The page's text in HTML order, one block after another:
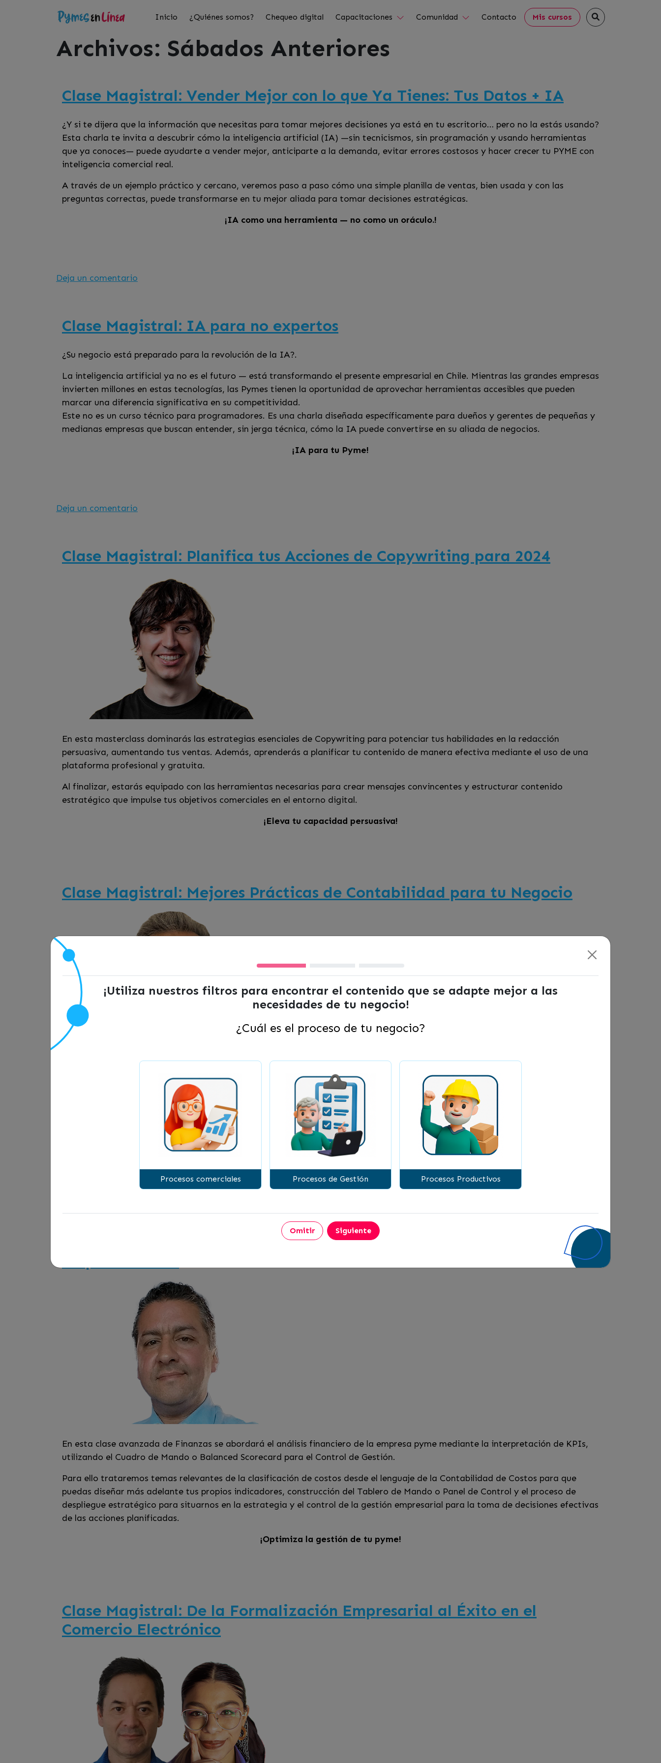
Inicio ¿Quiénes somos? Chequeo digital Capacitaciones Comunidad Contacto Mis cursos
Archivos: Sábados Anteriores
Clase Magistral: Vender Mejor con lo que Ya Tienes: Tus Datos + IA
¿Y si te dijera que la información que necesitas para tomar mejores decisiones ya está en tu escritorio… pero no la estás usando?
Esta charla te invita a descubrir cómo la inteligencia artificial (IA) —sin tecnicismos, sin programación y usando herramientas
que ya conoces— puede ayudarte a vender mejor, anticiparte a la demanda, evitar errores costosos y hacer crecer tu PYME con
inteligencia comercial real.
A través de un ejemplo práctico y cercano, veremos paso a paso cómo una simple planilla de ventas, bien usada y con las
preguntas correctas, puede transformarse en tu mejor aliada para tomar decisiones estratégicas.
¡IA como una herramienta — no como un oráculo.!
Deja un comentario
Vender
Mejor
lo
que
Tienes:
Tus
Clase Magistral: IA para no expertos
¿Su negocio está preparado para la revolución de la IA?.
La inteligencia artificial ya no es el futuro — está transformando el presente empresarial en Chile. Mientras las grandes empresas
invierten millones en estas tecnologías, las Pymes tienen la oportunidad de aprovechar herramientas accesibles que pueden
marcar una diferencia significativa en su competitividad.
Este no es un curso técnico para programadores. Es una charla diseñada específicamente para dueños y gerentes de pequeñas y
medianas empresas que buscan entender, sin jerga técnica, cómo la IA puede convertirse en su aliada de negocios.
¡IA para tu Pyme!
Deja un comentario
IA
para
expertos
Clase Magistral: Planifica tus Acciones de Copywriting para 2024
En esta masterclass dominarás las estrategias esenciales de Copywriting para potenciar tus habilidades en la redacción
persuasiva, aumentando tus ventas. Además, aprenderás a planificar tu contenido de manera efectiva mediante el uso de una
plataforma profesional y gratuita.
Al finalizar, estarás equipado con las herramientas necesarias para crear mensajes convincentes y estructurar contenido
estratégico que impulse tus objetivos comerciales en el entorno digital.
¡Eleva tu capacidad persuasiva!
Clase Magistral: Mejores Prácticas de Contabilidad para tu Negocio
Únete a nuestra emocionante masterclass diseñada especialmente para emprendedores con una mínima experiencia contable.
Descubre estrategias y herramientas prácticas que te capacitarán para tomar decisiones informadas en áreas clave como
Finanzas, Costos y Recursos Humanos.
Aprenderás a aplicar estos conocimientos para evitar posibles problemas derivados de decisiones equivocadas. Además,
adquirirás habilidades prácticas en la elaboración de presupuestos, fortaleciendo tu capacidad para tomar decisiones
estratégicas. ¡Te invitamos a potenciar tus habilidades!
¡Lleva tu emprendimiento al siguiente nivel!
Clase Magistral: Gestión Financiera Efectiva para Pymes y
En esta clase avanzada de Finanzas se abordará el análisis financiero de la empresa pyme mediante la interpretación de KPIs,
utilizando el Cuadro de Mando o Balanced Scorecard para el Control de Gestión.
Para ello trataremos temas relevantes de la clasificación de costos desde el lenguaje de la Contabilidad de Costos para que
puedas diseñar más adelante tus propios indicadores, construcción del Tablero de Mando o Panel de Control y el proceso de
despliegue estratégico para situarnos en la estrategia y el control de la gestión empresarial para la toma de decisiones efectivas
de las acciones planificadas.
¡Optimiza la gestión de tu pyme!
Clase Magistral: De la Formalización Empresarial al Éxito en el
Comercio Electrónico
¡Utiliza nuestros filtros para encontrar el contenido que se adapte mejor a las
necesidades de tu negocio!
¿Cuál es el proceso de tu negocio?
Procesos comerciales Procesos de Gestión Procesos Productivos
Omitir Siguiente